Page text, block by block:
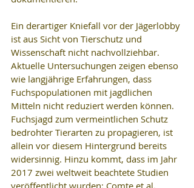
Ein derartiger Kniefall vor der Jägerlobby
ist aus Sicht von Tierschutz und
Wissenschaft nicht nachvollziehbar.
Aktuelle Untersuchungen zeigen ebenso
wie langjährige Erfahrungen, dass
Fuchspopulationen mit jagdlichen
Mitteln nicht reduziert werden können.
Fuchsjagd zum vermeintlichen Schutz
bedrohter Tierarten zu propagieren, ist
allein vor diesem Hintergrund bereits
widersinnig. Hinzu kommt, dass im Jahr
2017 zwei weltweit beachtete Studien